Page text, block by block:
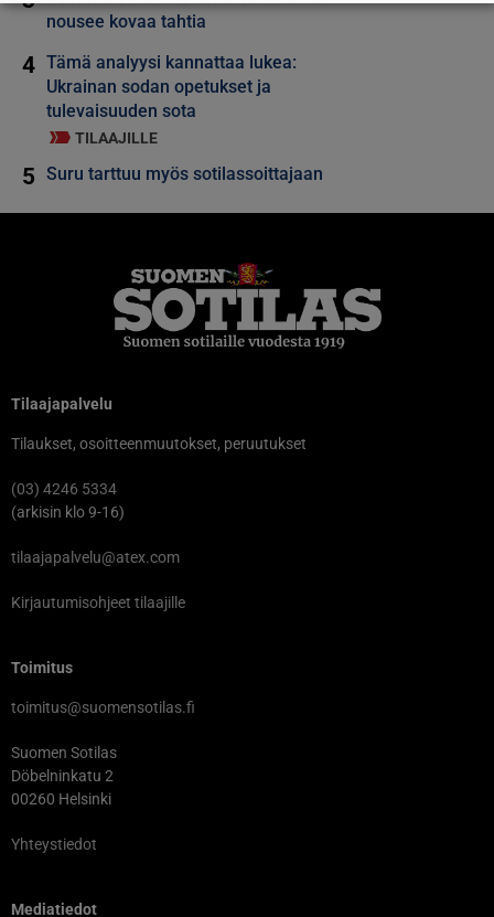
nousee kovaa tahtia
4 Tämä analyysi kannattaa lukea:
Ukrainan sodan opetukset ja
tulevaisuuden sota
TILAAJILLE
5 Suru tarttuu myös sotilassoittajaan
Tilaajapalvelu
Tilaukset, osoitteenmuutokset, peruutukset
(03) 4246 5334
(arkisin klo 9-16)
tilaajapalvelu@atex.com
Kirjautumisohjeet tilaajille
Toimitus
toimitus@suomensotilas.fi
Suomen Sotilas
Döbelninkatu 2
00260 Helsinki
Yhteystiedot
Mediatiedot